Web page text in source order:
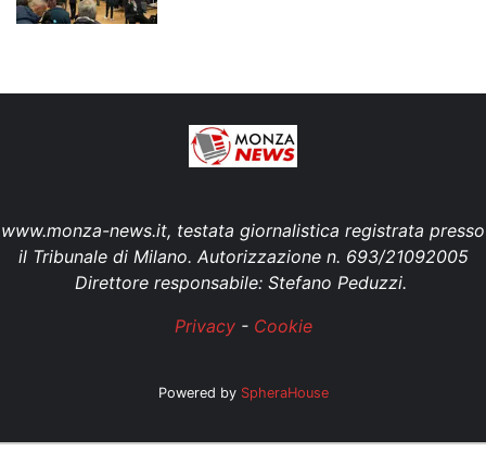
www.monza-news.it, testata giornalistica registrata presso
il Tribunale di Milano. Autorizzazione n. 693/21092005
Direttore responsabile: Stefano Peduzzi.
Privacy- Cookie
Powered by SpheraHouse